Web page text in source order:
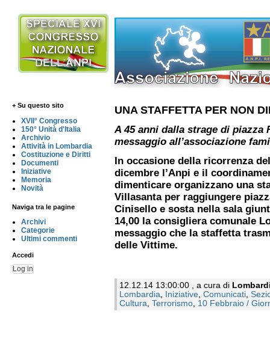
+ Su questo sito
XVII° Congresso
150° Unità d'Italia
Archivio
Attività in Lombardia
Costituzione e Diritti
Documenti
Iniziative
Memoria
Novità
Naviga tra le pagine
Archivi
Categorie
Ultimi commenti
Accedi
Log in
UNA STAFFETTA PER NON
A 45 anni dalla strage di piazza
messaggio all’associazione
In occasione della ricorrenza
dicembre l’Anpi e il
dimenticare organizzano una
Villasanta per raggiungere
Cinisello e sosta nella sala
14,00 la consigliera comunale
messaggio che la staffetta
delle Vittime.
12.12.14 13:00:00 , a cura di
Lombardia
Iniziative Comunicati
Cultura Terrorismo 10 Febbraio /